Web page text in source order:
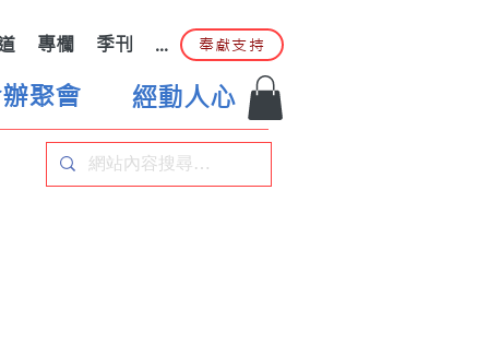
專欄 季刊 ... 奉獻支持
聚會 經動人心